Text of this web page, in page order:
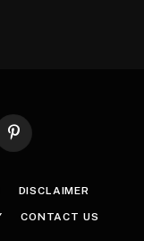
Pinterest
DISCLAIMER
CONTACT US